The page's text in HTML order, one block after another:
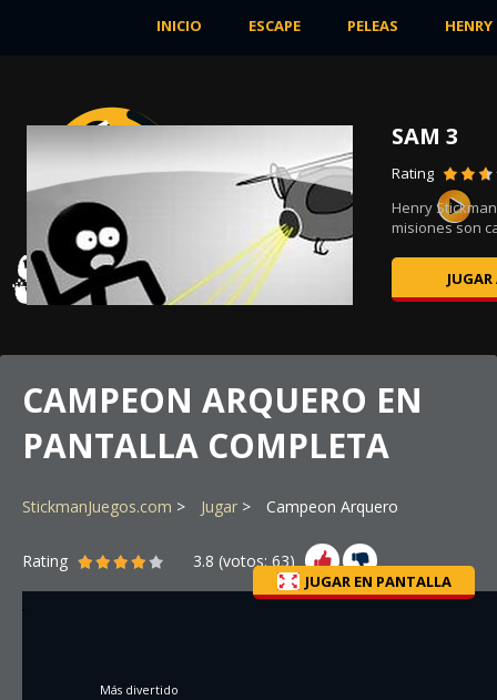
INICIO ESCAPE PELEAS
SAM 3
Rating
Henry
misiones son
CAMPEON ARQUERO EN
PANTALLA COMPLETA
StickmanJuegos.com Jugar Campeon Arquero
Rating 3.8 (votos:63)
JUGAR EN PANTALLA
Más divertido